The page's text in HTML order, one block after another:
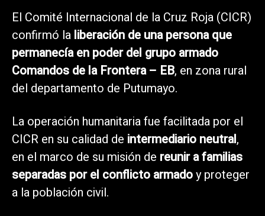
El Comité Internacional de la Cruz Roja (CICR)
confirmó la liberación de una persona que
permanecía en poder del grupo armado
Comandos de la Frontera – EB, en zona rural
del departamento de Putumayo.
La operación humanitaria fue facilitada por el
CICR en su calidad de intermediario neutral,
en el marco de su misión de reunir a familias
separadas por el conflicto armadoy proteger
a la población civil.